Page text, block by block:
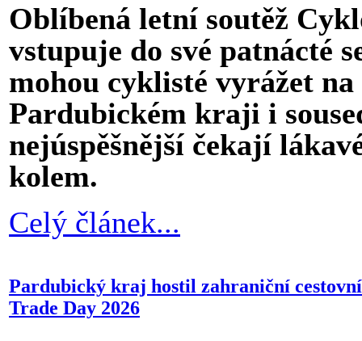
Oblíbená letní soutěž
vstupuje do své patnácté
mohou cyklisté vyrážet
Pardubickém kraji i
nejúspěšnější čekají
kolem.
Celý článek...
Pardubický kraj hostil zahraniční
Trade Day 2026